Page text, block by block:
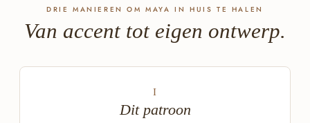
DRIE MANIEREN OM MAYA IN HUIS TE HALEN
Van accent tot eigen ontwerp.
I
Dit patroon